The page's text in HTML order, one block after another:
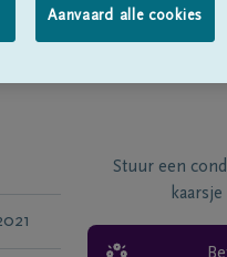
Stuur een
Aanvaard alle cookies